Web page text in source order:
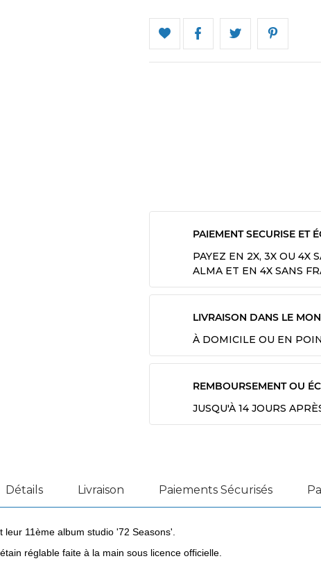
PAIEMENT SECURISE ET
PAYEZ EN 2X, 3X OU 4X
ALMA ET EN 4X SANS
LIVRAISON DANS LE
À DOMICILE OU EN
REMBOURSEMENT OU
JUSQU'À 14 JOURS
Détails Livraison Paiements Sécurisés
11ème album studio '72 Seasons'.
réglable faite à la main sous licence officielle.